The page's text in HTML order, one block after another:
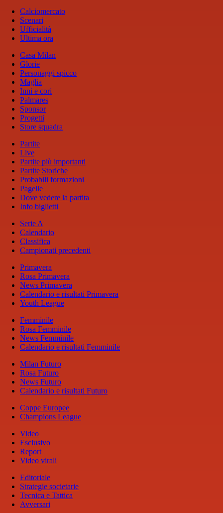
Calciomercato
Scenari
Ufficialità
Ultima ora
Casa Milan
Glorie
Personaggi spicco
Maglia
Inni e cori
Palmares
Sponsor
Progetti
Store squadra
Partite
Live
Partite più importanti
Partite Storiche
Probabili formazioni
Pagelle
Dove vedere la partita
Info biglietti
Serie A
Calendario
Classifica
Campionati precedenti
Primavera
Rosa Primavera
News Primavera
Calendario e risultati Primavera
Youth League
Femminile
Rosa Femminile
News Femminile
Calendario e risultati Femminile
Milan Futuro
Rosa Futuro
News Futuro
Calendario e risultati Futuro
Coppe Europee
Champions League
Video
Esclusivo
Report
Video virali
Editoriale
Strategie societarie
Tecnica e Tattica
Avversari